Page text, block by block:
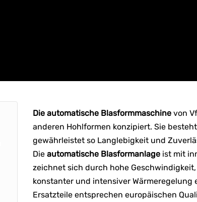
Die automatische Blasformmaschinevon
anderen Hohlformen konzipiert. Sie
gewährleistet so Langlebigkeit und
Die automatische Blasformanlageist mit
zeichnet sich durch hohe
konstanter und intensiver
Ersatzteile entsprechen europäischen